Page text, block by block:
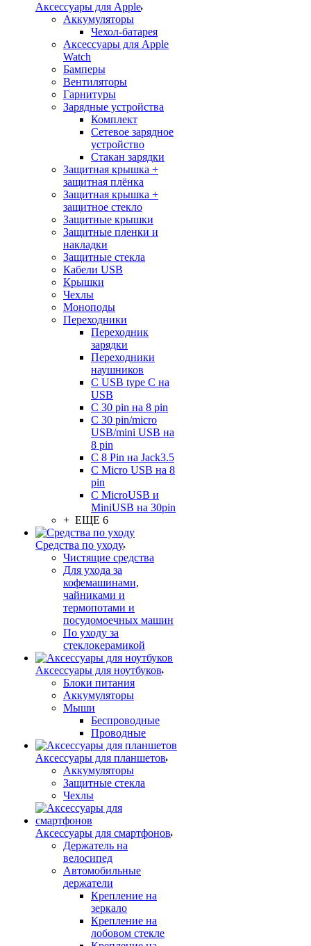
Аксессуары для Apple
Аккумуляторы
Чехол-батарея
Аксессуары для Apple
Watch
Бамперы
Вентиляторы
Гарнитуры
Зарядные устройства
Комплект
Сетевое зарядное
устройство
Стакан зарядки
Защитная крышка +
защитная плёнка
Защитная крышка +
защитное стекло
Защитные крышки
Защитные пленки и
накладки
Защитные стекла
Кабели USB
Крышки
Чехлы
Моноподы
Переходники
Переходник
зарядки
Переходники
наушников
С USB type C на
USB
С 30 pin на 8 pin
С 30 pin/micro
USB/mini USB на
8 pin
С 8 Pin на Jack3.5
С Micro USB на 8
pin
С MicroUSB и
MiniUSB на 30pin
+ ЕЩЕ 6
Средства по уходу
Чистящие средства
Для ухода за
кофемашинами,
чайниками и
термопотами и
посудомоечных машин
По уходу за
стеклокерамикой
Аксессуары для ноутбуков
Блоки питания
Аккумуляторы
Мыши
Беспроводные
Проводные
Аксессуары для планшетов
Аккумуляторы
Защитные стекла
Чехлы
Аксессуары для смартфонов
Держатель на
велосипед
Автомобильные
держатели
Крепление на
зеркало
Крепление на
лобовом стекле